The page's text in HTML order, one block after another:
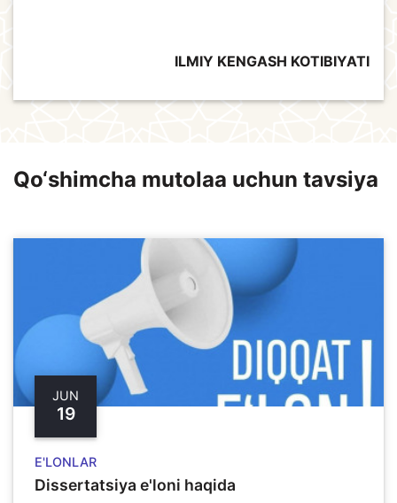
ILMIY KENGASH KOTIBIYATI
Qo‘shimcha mutolaa uchun tavsiya
JUN
19
E'LONLAR
Dissertatsiya e'loni haqida